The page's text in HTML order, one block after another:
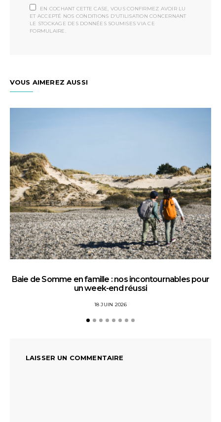
EN COCHANT CETTE CASE, VOUS CONFIRMEZ AVOIR LU
ET ACCEPTÉ NOS CONDITIONS D'UTILISATION CONCERNANT
LE STOCKAGE DES DONNÉES SOUMISES VIA CE
FORMULAIRE.
VOUS AIMEREZ AUSSI
Baie de Somme en famille : nos incontournables pour
un week-end réussi
18 JUIN 2026
LAISSER UN COMMENTAIRE